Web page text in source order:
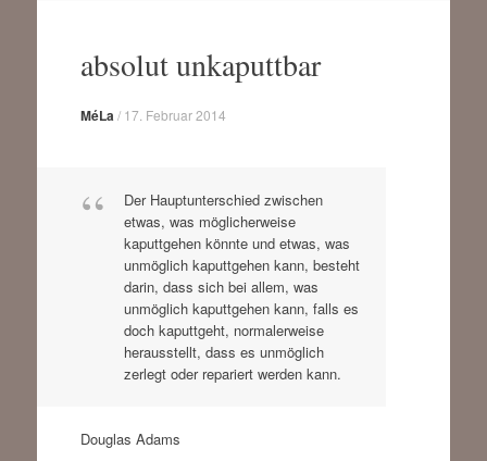
springenabsolut unkaputtbar
MéLa / 17. Februar 2014
Der Hauptunterschied zwischen
etwas, was möglicherweise
kaputtgehen könnte und etwas, was
unmöglich kaputtgehen kann, besteht
darin, dass sich bei allem, was
unmöglich kaputtgehen kann, falls es
doch kaputtgeht, normalerweise
herausstellt, dass es unmöglich
zerlegt oder repariert werden kann.
Douglas Adams